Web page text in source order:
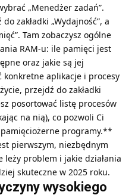
„Menedżer zadań”.
zakładki „Wydajność”, a
Tam zobaczysz ogólne
RAM-u: ile pamięci jest
oraz jakie są jej
konkretne aplikacje i procesy
przejdź do zakładki
posortować listę procesów
na nią), co pozwoli Ci
programy.**
pierwszym, niezbędnym
problem i jakie działania
skuteczne w 2025 roku.
wysokiego